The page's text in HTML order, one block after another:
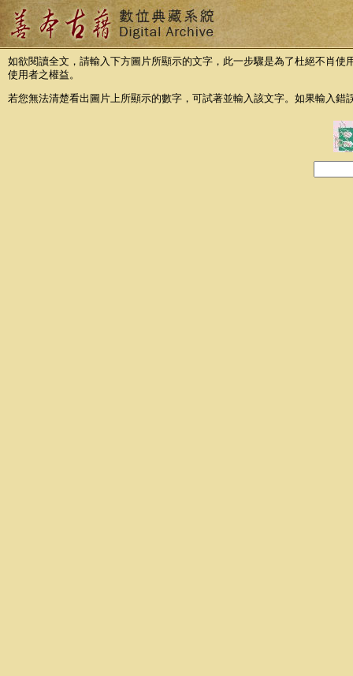
如欲閱讀全文，請輸入下方圖片所顯示的文字，此一步驟是為了杜絕不肖
使用者之權益。
若您無法清楚看出圖片上所顯示的數字，可試著並輸入該文字。如果輸入錯